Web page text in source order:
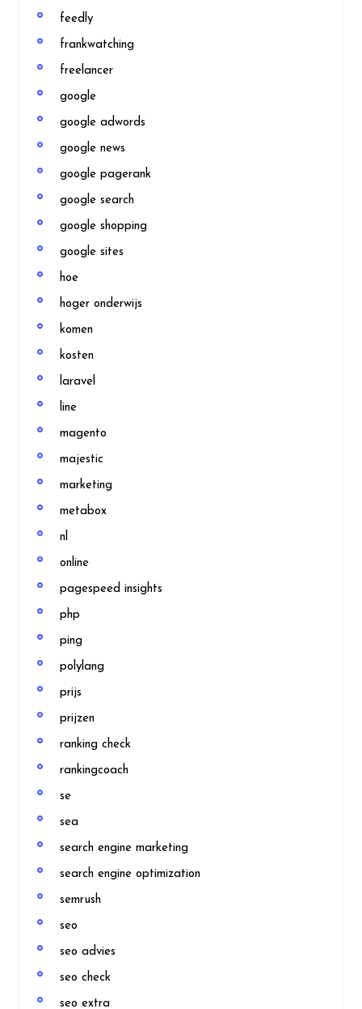
feedly
frankwatching
freelancer
google
google adwords
google news
google pagerank
google search
google shopping
google sites
hoe
hoger onderwijs
komen
kosten
laravel
line
magento
majestic
marketing
metabox
nl
online
pagespeed insights
php
ping
polylang
prijs
prijzen
ranking check
rankingcoach
se
sea
search engine marketing
search engine optimization
semrush
seo
seo advies
seo check
seo extra